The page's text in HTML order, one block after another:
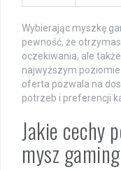
Wybierając myszkę
pewność, że
oczekiwania, ale
najwyższym
oferta pozwala na
potrzeb i preferencji
Jakie cechy
mysz